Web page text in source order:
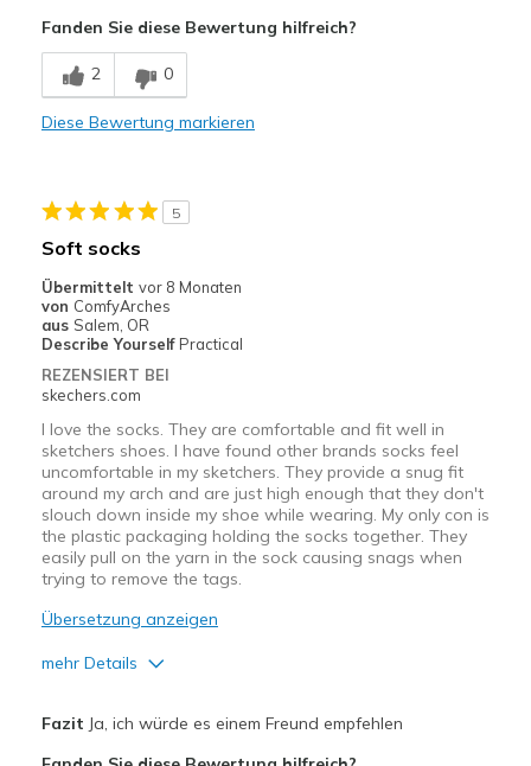
Breathe Well
Comfortable
Casual Wear
Travel
Width
Sizing
Fanden Sie diese Bewertung hilfreich?
2 0
Diese Bewertung markieren
5
Soft socks
Übermittelt vor 8 Monaten
von ComfyArches
aus Salem, OR
Describe Yourself Practical
REZENSIERT BEI
skechers.com
I love the socks. They are comfortable and fit well in
sketchers shoes. I have found other brands socks feel
uncomfortable in my sketchers. They provide a snug fit
around my arch and are just high enough that they don't
slouch down inside my shoe while wearing. My only con is
the plastic packaging holding the socks together. They
easily pull on the yarn in the sock causing snags when
trying to remove the tags.
Übersetzung anzeigen
mehr Details
Fazit Ja, ich würde es einem Freund empfehlen